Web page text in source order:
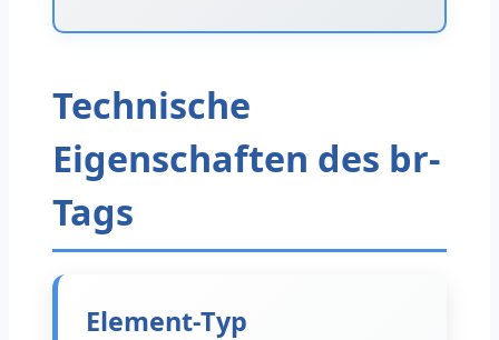
Technische
Eigenschaften des br-
Tags
Element-Typ